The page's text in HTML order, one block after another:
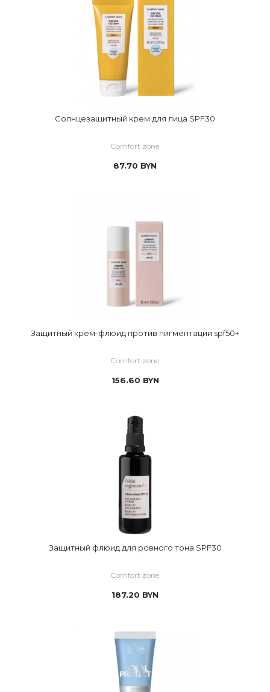
Солнцезащитный крем для лица SPF30
Comfort zone
87.70 BYN
Защитный крем-флюид против пигментации spf50+
Comfort zone
156.60 BYN
Защитный флюид для ровного тона SPF30
Comfort zone
187.20 BYN